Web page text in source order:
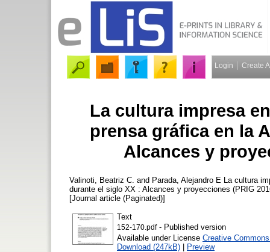
Login Create
La cultura impresa
prensa gráfica en la
Alcances y
Valinoti, Beatriz C. and Parada, Alejandro E La cultura
durante el siglo XX : Alcances y proyecciones (PRIG
[Journal article (Paginated)]
Text
152-170.pdf- Published version
Available under License Creative
Download (247kB) | Preview